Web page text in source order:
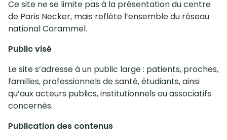
Ce site ne se limite pas à la présentation du centre
de Paris Necker, mais reflète l’ensemble du réseau
national Carammel.
Public visé
Le site s’adresse à un public large : patients, proches,
familles, professionnels de santé, étudiants, ainsi
qu’aux acteurs publics, institutionnels ou associatifs
concernés.
Publication des contenus